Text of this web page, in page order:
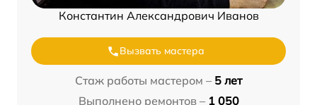
Константин Александрович Иванов
Вызвать мастера
Стаж работы мастером – 5 лет
Выполнено ремонтов – 1 050